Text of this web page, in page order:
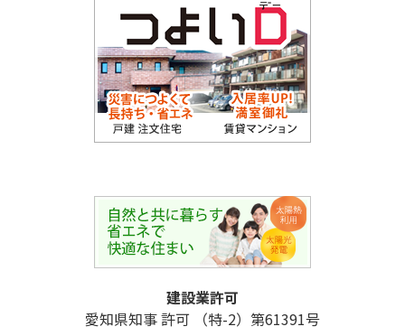
建設業許可
愛知県知事 許可 （特-2）第61391号